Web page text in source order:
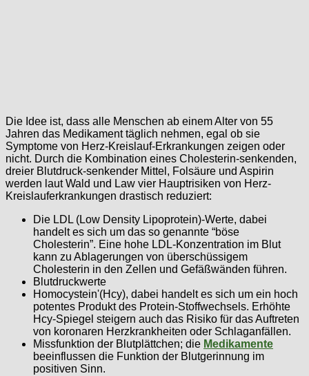
Die Idee ist, dass alle Menschen ab einem Alter von 55
Jahren das Medikament täglich nehmen, egal ob sie
Symptome von Herz-Kreislauf-Erkrankungen zeigen oder
nicht. Durch die Kombination eines Cholesterin-senkenden,
dreier Blutdruck-senkender Mittel, Folsäure und Aspirin
werden laut Wald und Law vier Hauptrisiken von Herz-
Kreislauferkrankungen drastisch reduziert:
Die LDL (Low Density Lipoprotein)-Werte, dabei
handelt es sich um das so genannte “böse
Cholesterin”. Eine hohe LDL-Konzentration im Blut
kann zu Ablagerungen von überschüssigem
Cholesterin in den Zellen und Gefäßwänden führen.
Blutdruckwerte
Homocystein'(Hcy), dabei handelt es sich um ein hoch
potentes Produkt des Protein-Stoffwechsels. Erhöhte
Hcy-Spiegel steigern auch das Risiko für das Auftreten
von koronaren Herzkrankheiten oder Schlaganfällen.
Missfunktion der Blutplättchen; die Medikamente
beeinflussen die Funktion der Blutgerinnung im
positiven Sinn.